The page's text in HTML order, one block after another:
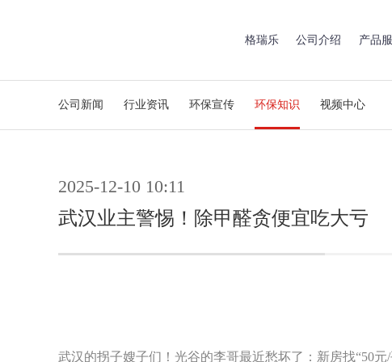
格瑞乐 公司介绍 产品
公司新闻 行业资讯 环保宣传 环保知识 视频中心
2025-12-10 10:11
武汉业主警惕！除甲醛贪便宜吃大亏
武汉的拐子嫂子们！光谷的李哥最近愁坏了：新房找“50